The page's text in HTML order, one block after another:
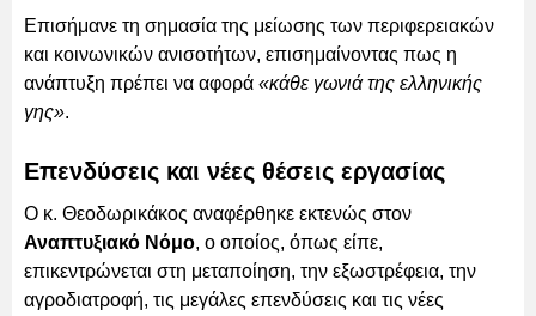
Επισήμανε τη σημασία της μείωσης των περιφερειακών
και κοινωνικών ανισοτήτων, επισημαίνοντας πως η
ανάπτυξη πρέπει να αφορά «κάθε γωνιά της ελληνικής
γης».
Επενδύσεις και νέες θέσεις εργασίας
Ο κ. Θεοδωρικάκος αναφέρθηκε εκτενώς στον
Αναπτυξιακό Νόμο, ο οποίος, όπως είπε,
επικεντρώνεται στη μεταποίηση, την εξωστρέφεια, την
αγροδιατροφή, τις μεγάλες επενδύσεις και τις νέες